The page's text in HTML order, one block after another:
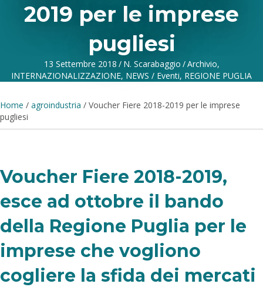
2019 per le imprese
pugliesi
13 Settembre 2018 / N. Scarabaggio /Archivio,
INTERNAZIONALIZZAZIONE, NEWS / Eventi, REGIONE PUGLIA
Home / agroindustria / Voucher Fiere 2018-2019 per le imprese
pugliesi
Voucher Fiere 2018-2019,
esce ad ottobre il bando
della Regione Puglia per le
imprese che vogliono
cogliere la sfida dei mercati